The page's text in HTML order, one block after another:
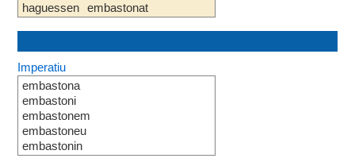
haguessen embastonat
Imperatiu
embastona
embastoni
embastonem
embastoneu
embastonin